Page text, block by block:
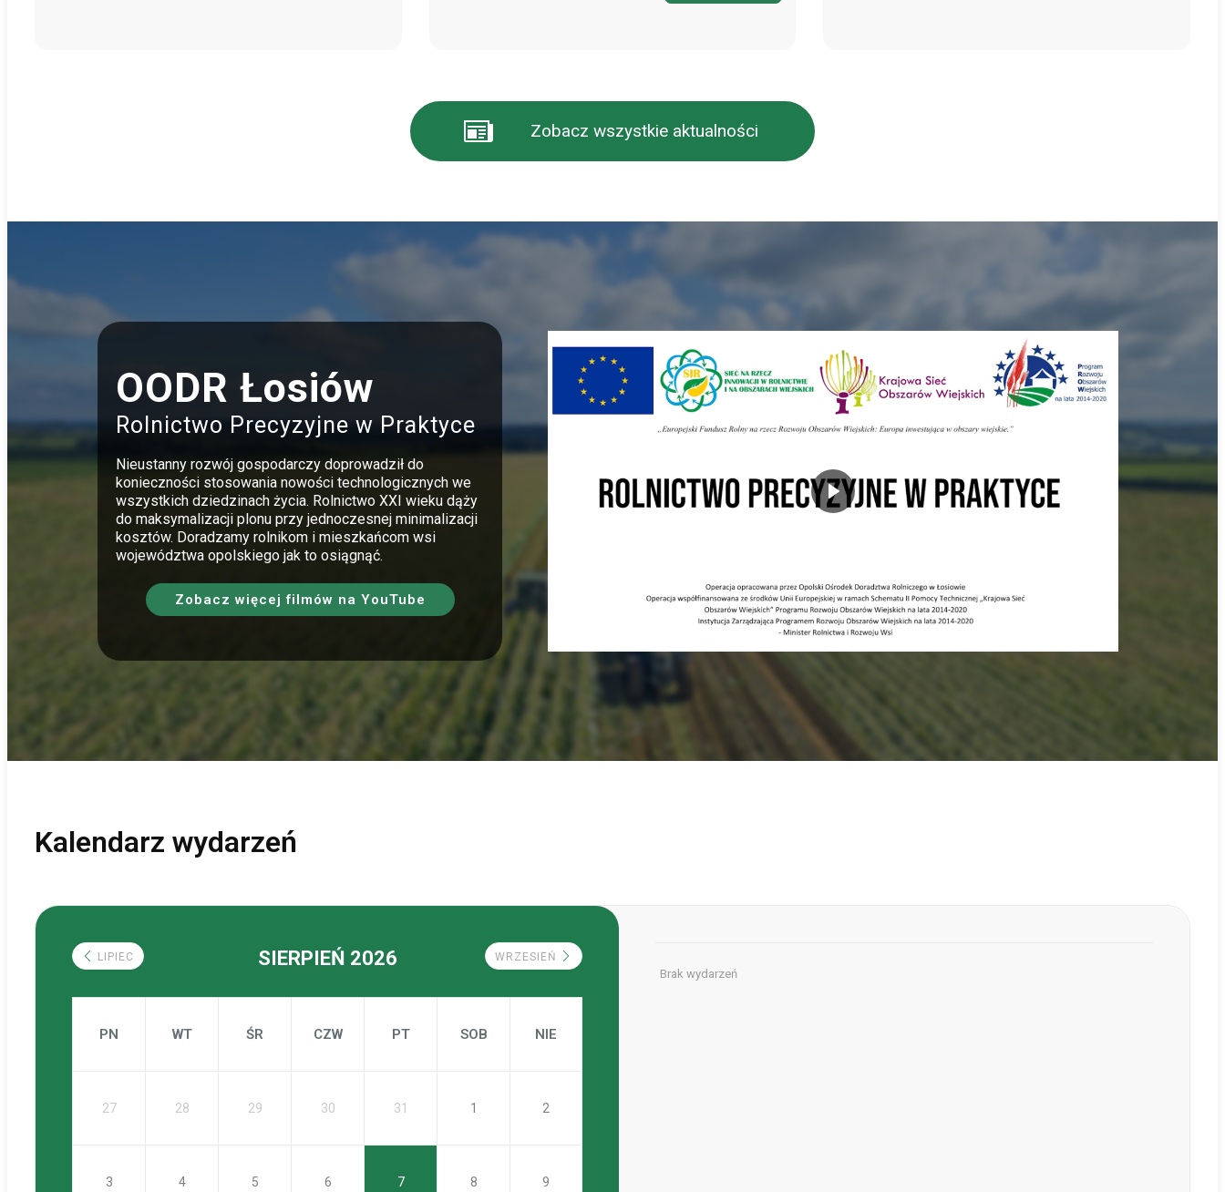
Zobacz wszystkie aktualności
OODR Łosiów
Rolnictwo Precyzyjne w Praktyce
Nieustanny rozwój gospodarczy doprowadził do
konieczności stosowania nowości technologicznych we
wszystkich dziedzinach życia. Rolnictwo XXI wieku dąży
do maksymalizacji plonu przy jednoczesnej minimalizacji
kosztów. Doradzamy rolnikom i mieszkańcom wsi
województwa opolskiego jak to osiągnąć.
Zobacz więcej filmów na YouTube
Kalendarz wydarzeń
LIPIEC SIERPIEŃ 2026 WRZESIEŃ
PN WT ŚR CZW PT SOB NIE
27 28 29 30 31 1 2
3 4 5 6 7 8 9
Brak wydarzeń